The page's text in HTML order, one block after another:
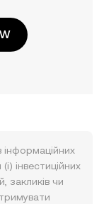
інвестиційних
закликів чи